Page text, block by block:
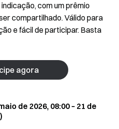
com um prêmio
compartilhado. Válido para
e fácil de participar. Basta
agora
de 2026, 08:00 – 21 de